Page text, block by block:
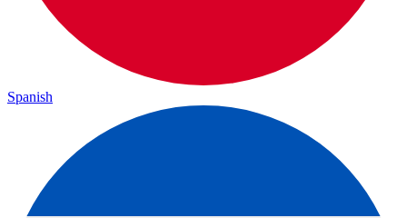
Spanish